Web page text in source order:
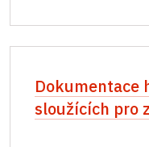
Dokumentace
sloužících pro